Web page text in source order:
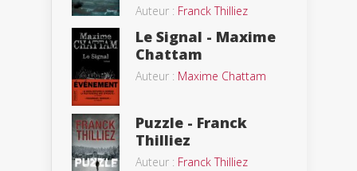
Auteur : Franck Thilliez
Le Signal - Maxime
Chattam
Auteur : Maxime Chattam
Puzzle - Franck
Thilliez
Auteur : Franck Thilliez